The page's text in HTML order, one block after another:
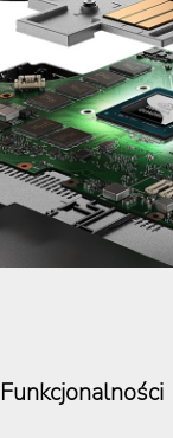
Funkcjonalności